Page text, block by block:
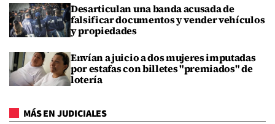
Desarticulan una banda acusada de
falsificar documentos y vender vehículos
y propiedades
Envían a juicio a dos mujeres imputadas
por estafas con billetes "premiados" de
lotería
MÁS EN JUDICIALES